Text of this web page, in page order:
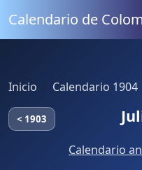
Calendario de
Inicio Calendario 1904
< 1903
Calendario